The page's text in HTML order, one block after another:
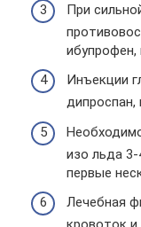
При
ибупрофен,
Инъекции
дипроспан,
изо льда
первые
Лечебная